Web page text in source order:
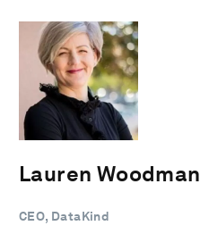
Lauren Woodman
CEO, DataKind